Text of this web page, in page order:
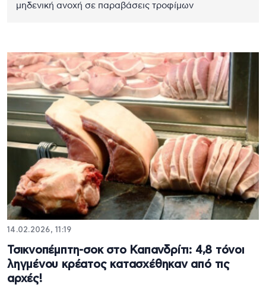
μηδενική ανοχή σε παραβάσεις τροφίμων
14.02.2026, 11:19
Τσικνοπέμπτη-σοκ στο Καπανδρίτι: 4,8 τόνοι
ληγμένου κρέατος κατασχέθηκαν από τις
αρχές!